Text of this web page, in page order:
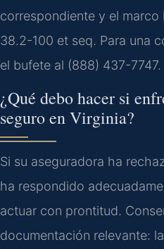
correspondiente y el marco
38.2-100 et seq. Para una
el bufete al (888) 437-7747.
¿Qué debo hacer si
seguro en Virginia?
Si su aseguradora ha
ha respondido
actuar con prontitud.
documentación relevante: